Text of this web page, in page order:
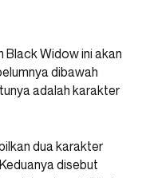
Black Widow ini akan
dibawah
adalah karakter
dua karakter
disebut